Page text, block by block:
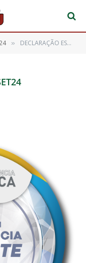
» DECLARAÇÃO ESTAGIÁRIO SET24